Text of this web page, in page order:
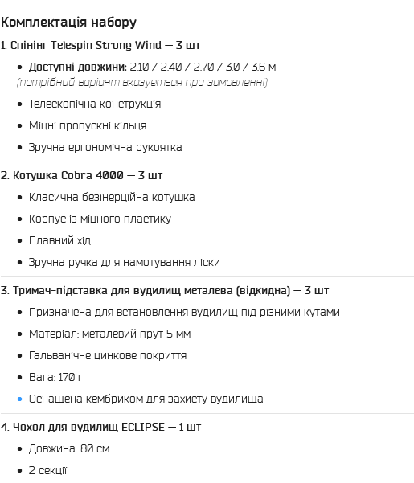
Комплектація набору
1. Спінінг Telespin Strong Wind — 3 шт
Доступні довжини: 2.10 / 2.40 / 2.70 / 3.0 / 3.6 м
(потрібний варіант вказується при замовленні)
Телескопічна конструкція
Міцні пропускні кільця
Зручна ергономічна рукоятка
2. Котушка Cobra 4000 — 3 шт
Класична безінерційна котушка
Корпус із міцного пластику
Плавний хід
Зручна ручка для намотування ліски
3. Тримач-підставка для вудилищ металева (відкидна) — 3 шт
Призначена для встановлення вудилищ під різними кутами
Матеріал: металевий прут 5 мм
Гальванічне цинкове покриття
Вага: 170 г
Оснащена кембриком для захисту вудилища
4. Чохол для вудилищ ECLIPSE — 1 шт
Довжина: 80 см
2 секції